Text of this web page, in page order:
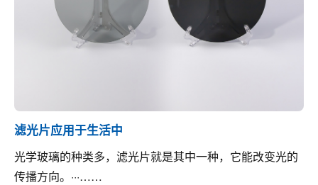
滤光片应用于生活中
光学玻璃的种类多，滤光片就是其中一种，它能改变光的
传播方向。···……